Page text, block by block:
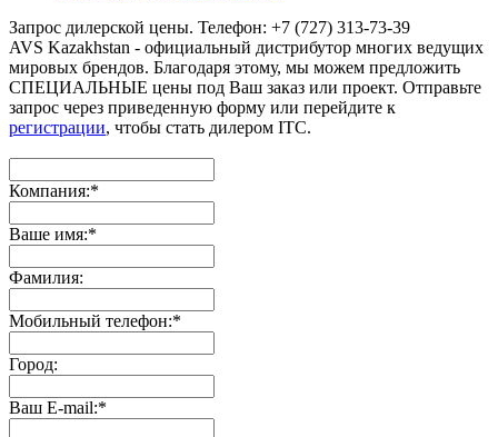
Запрос дилерской цены. Телефон: +7 (727) 313-73-39
AVS Kazakhstan - официальный дистрибутор многих ведущих
мировых брендов. Благодаря этому, мы можем предложить
СПЕЦИАЛЬНЫЕ цены под Ваш заказ или проект. Отправьте
запрос через приведенную форму или перейдите к
регистрации, чтобы стать дилером ITC.
Компания:*
Ваше имя:*
Фамилия:
Мобильный телефон:*
Город:
Ваш E-mail:*